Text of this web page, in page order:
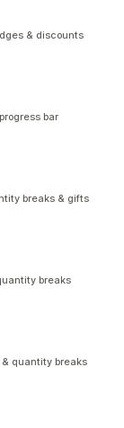
& discounts
bar
breaks & gifts
breaks
& quantity breaks